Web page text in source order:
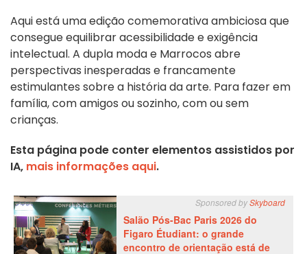
Aqui está umaedição comemorativa ambiciosa que
consegue equilibrar acessibilidade e exigência
intelectual. A dupla moda e Marrocos abre
perspectivas inesperadas e francamente
estimulantes sobre a história da arte. Para fazer em
família, com amigos ou sozinho, com ou sem
crianças.
Esta página pode conter elementos assistidos por
IA, mais informações aqui.